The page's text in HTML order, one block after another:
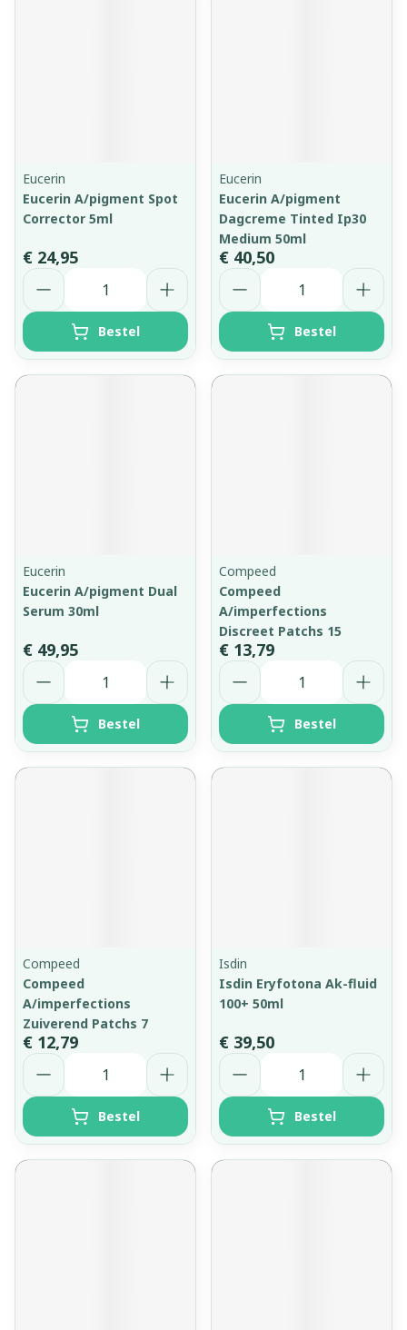
Eucerin
Eucerin A/pigment Spot
Corrector 5ml
€ 24,95
Aantal
Bestel
Eucerin
Eucerin A/pigment
Dagcreme Tinted Ip30
Medium 50ml
€ 40,50
Aantal
Bestel
Eucerin
Eucerin A/pigment Dual
Serum 30ml
€ 49,95
Aantal
Bestel
Compeed
Compeed
A/imperfections
Discreet Patchs 15
€ 13,79
Aantal
Bestel
Compeed
Compeed
A/imperfections
Zuiverend Patchs 7
€ 12,79
Aantal
Bestel
Isdin
Isdin Eryfotona Ak-fluid
100+ 50ml
€ 39,50
Aantal
Bestel